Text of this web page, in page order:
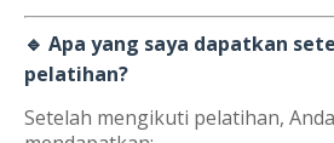
🔹 Apa yang saya dapatkan
pelatihan?
Setelah mengikuti pelatihan,